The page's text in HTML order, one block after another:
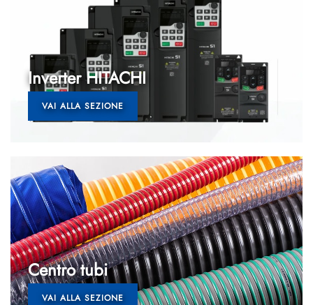
Inverter HITACHI
VAI ALLA SEZIONE
Centro tubi
VAI ALLA SEZIONE